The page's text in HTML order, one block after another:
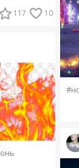
117 10